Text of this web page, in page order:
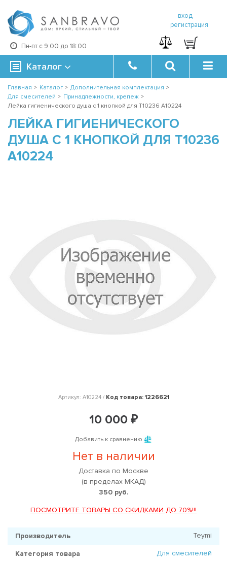
Пн-пт с 9:00 до 18:00
вход
регистрация
Каталог
Главная > Каталог > Дополнительная комплектация >
Для смесителей > Принадлежности, крепеж >
Лейка гигиенического душа с 1 кнопкой для T10236 A10224
ЛЕЙКА ГИГИЕНИЧЕСКОГО
ДУША С 1 КНОПКОЙ ДЛЯ T10236
A10224
Артикул: A10224 / Код товара: 1226621
10 000 ₽
Добавить к сравнению
Нет в наличии
Доставка по Москве
(в пределах МКАД)
350 руб.
ПОСМОТРИТЕ ТОВАРЫ СО СКИДКАМИ ДО 70%!!!
Производитель Teymi
Категория товара Для смесителей